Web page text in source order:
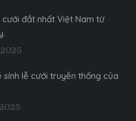
cưới đắt nhất Việt Nam từ
lễ cưới truyền thống của